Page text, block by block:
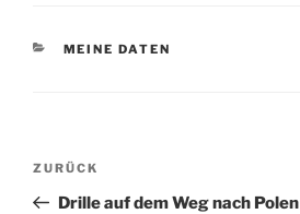
KATEGORIEN
MEINE DATEN
Beitragsnavigation
Vorheriger
Beitrag
ZURÜCK
Drille auf dem Weg nach Polen